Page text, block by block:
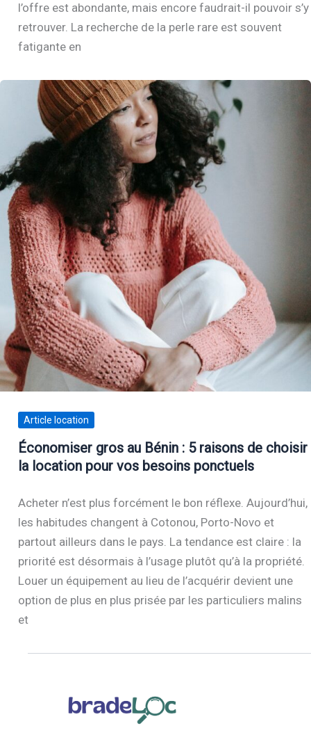
l’offre est abondante, mais encore faudrait-il pouvoir s’y
retrouver. La recherche de la perle rare est souvent
fatigante en
Article location
Économiser gros au Bénin : 5 raisons de choisir
la location pour vos besoins ponctuels
Acheter n’est plus forcément le bon réflexe. Aujourd’hui,
les habitudes changent à Cotonou, Porto-Novo et
partout ailleurs dans le pays. La tendance est claire : la
priorité est désormais à l’usage plutôt qu’à la propriété.
Louer un équipement au lieu de l’acquérir devient une
option de plus en plus prisée par les particuliers malins
et